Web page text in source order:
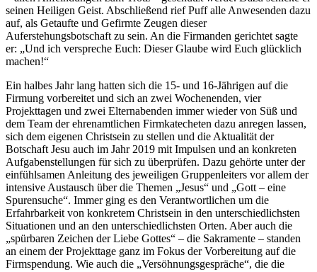
seinen Heiligen Geist. Abschließend rief Puff alle Anwesenden dazu
auf, als Getaufte und Gefirmte Zeugen dieser
Auferstehungsbotschaft zu sein. An die Firmanden gerichtet sagte
er: „Und ich verspreche Euch: Dieser Glaube wird Euch glücklich
machen!“
Ein halbes Jahr lang hatten sich die 15- und 16-Jährigen auf die
Firmung vorbereitet und sich an zwei Wochenenden, vier
Projekttagen und zwei Elternabenden immer wieder von Süß und
dem Team der ehrenamtlichen Firmkatecheten dazu anregen lassen,
sich dem eigenen Christsein zu stellen und die Aktualität der
Botschaft Jesu auch im Jahr 2019 mit Impulsen und an konkreten
Aufgabenstellungen für sich zu überprüfen. Dazu gehörte unter der
einfühlsamen Anleitung des jeweiligen Gruppenleiters vor allem der
intensive Austausch über die Themen „Jesus“ und „Gott – eine
Spurensuche“. Immer ging es den Verantwortlichen um die
Erfahrbarkeit von konkretem Christsein in den unterschiedlichsten
Situationen und an den unterschiedlichsten Orten. Aber auch die
„spürbaren Zeichen der Liebe Gottes“ – die Sakramente – standen
an einem der Projekttage ganz im Fokus der Vorbereitung auf die
Firmspendung. Wie auch die „Versöhnungsgespräche“, die die